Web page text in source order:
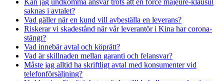
Kan jag undkomma ansvar trots att en force majeure-klausul
saknas i avtalet?
Vad gäller när en kund vill avbeställa en leverans?
Riskerar vi skadestånd när vår leverantör i Kina har corona-
stängt?
Vad innebär avtal och köprätt?
Vad är skillnaden mellan garanti och felansvar?
Måste jag alltid ha skriftligt avtal med konsumenter vid
telefonförsäljning?